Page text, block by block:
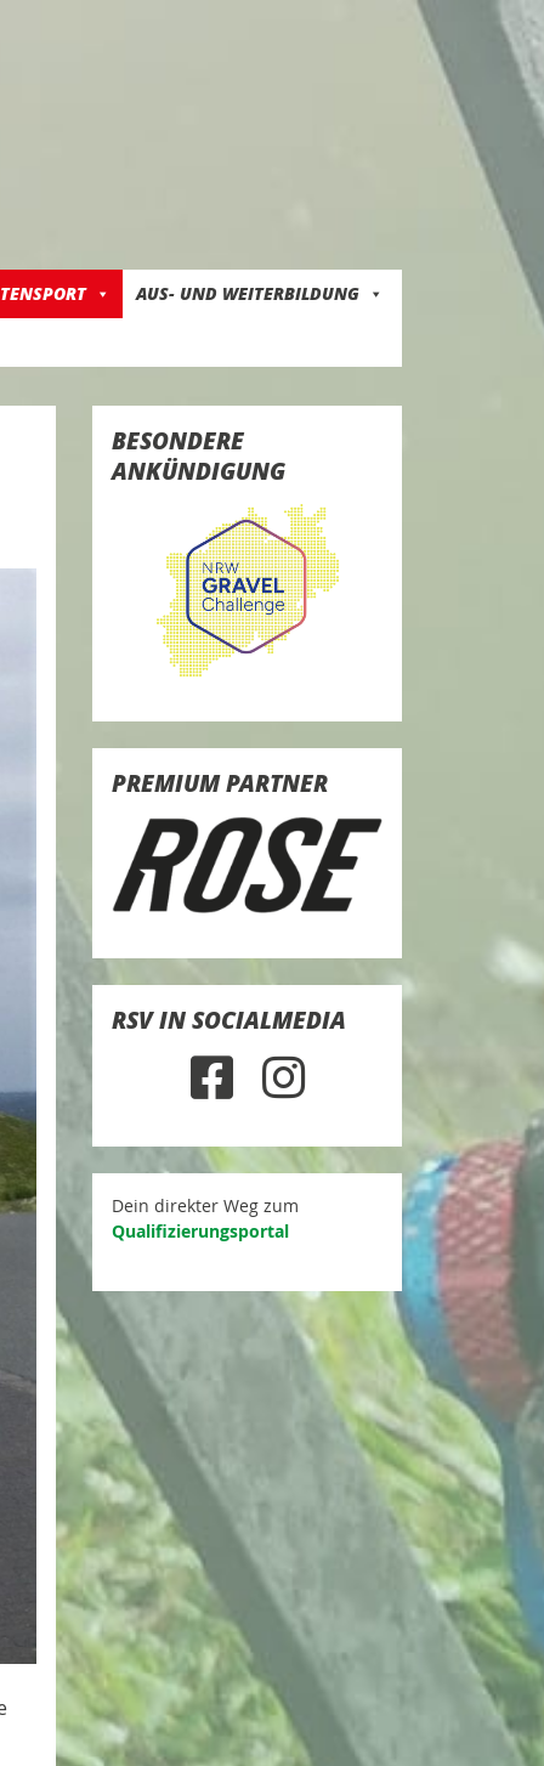
AUS- UND WEITERBILDUNG
BESONDERE
ANKÜNDIGUNG
PREMIUM PARTNER
RSV IN SOCIALMEDIA
Dein direkter Weg zum
Qualifizierungsportal